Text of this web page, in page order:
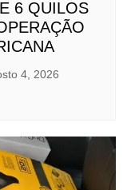
6 QUILOS
4, 2026